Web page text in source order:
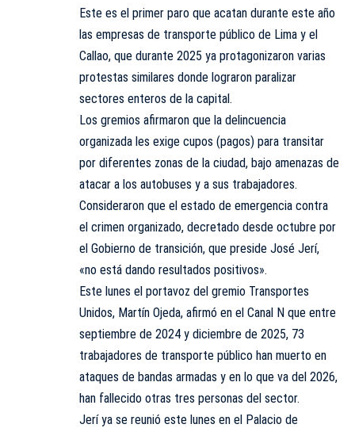
Este es el primer paro que acatan durante este año
las empresas de transporte público de Lima y el
Callao, que durante 2025 ya protagonizaron varias
protestas similares donde lograron paralizar
sectores enteros de la capital.
Los gremios afirmaron que la delincuencia
organizada les exige cupos (pagos) para transitar
por diferentes zonas de la ciudad, bajo amenazas de
atacar a los autobuses y a sus trabajadores.
Consideraron que el estado de emergencia contra
el crimen organizado, decretado desde octubre por
el Gobierno de transición, que preside José Jerí,
«no está dando resultados positivos».
Este lunes el portavoz del gremio Transportes
Unidos, Martín Ojeda, afirmó en el Canal N que entre
septiembre de 2024 y diciembre de 2025, 73
trabajadores de transporte público han muerto en
ataques de bandas armadas y en lo que va del 2026,
han fallecido otras tres personas del sector.
Jerí ya se reunió este lunes en el Palacio de